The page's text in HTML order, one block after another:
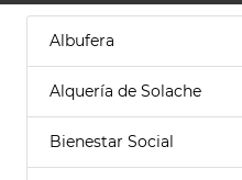
Albufera
Alquería de Solache
Bienestar Social